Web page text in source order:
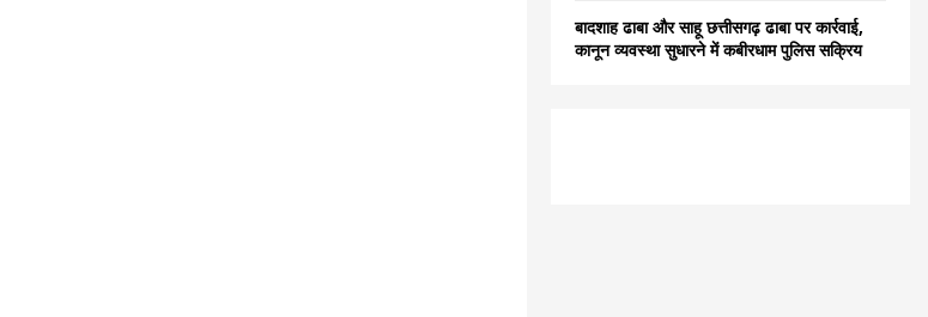
बादशाह ढाबा और साहू छत्तीसगढ़ ढाबा पर कार्रवाई,
कानून व्यवस्था सुधारने में कबीरधाम पुलिस सक्रिय